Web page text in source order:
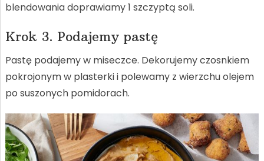
blendowania doprawiamy 1 szczyptą soli.
Krok 3. Podajemy pastę
Pastę podajemy w miseczce. Dekorujemy czosnkiem
pokrojonym w plasterki i polewamy z wierzchu olejem
po suszonych pomidorach.